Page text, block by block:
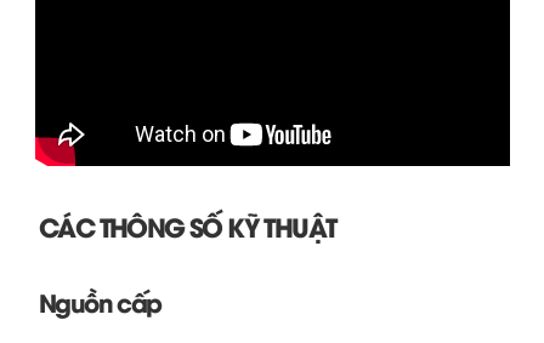
CÁC THÔNG SỐ KỸ THUẬT
Nguồn cấp